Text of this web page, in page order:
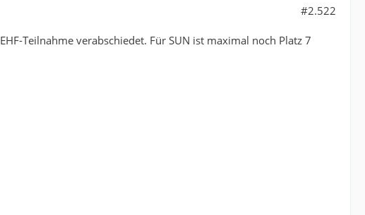
#2.522
Teilnahme verabschiedet. Für SUN ist maximal noch Platz 7